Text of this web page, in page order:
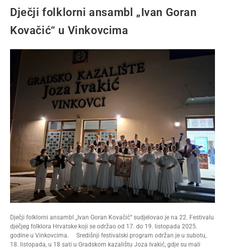
Dječji folklorni ansambl „Ivan Goran
Kovačić“ u Vinkovcima
Dječji folklorni ansambl „Ivan Goran Kovačić“ sudjelovao je na 22. Festivalu
dječjeg folklora Hrvatske koji se održao od 17. do 19. listopada 2025.
godine u Vinkovcima. Središnji festivalski program održan je u subotu,
18. listopada, u 18 sati u Gradskom kazalištu Joza Ivakić, gdje su mali